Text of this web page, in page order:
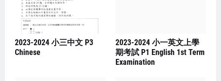
2023-2024 小三中文 P3
Chinese
2023-2024 小一英文上學
期考試 P1 English 1st Term
Examination